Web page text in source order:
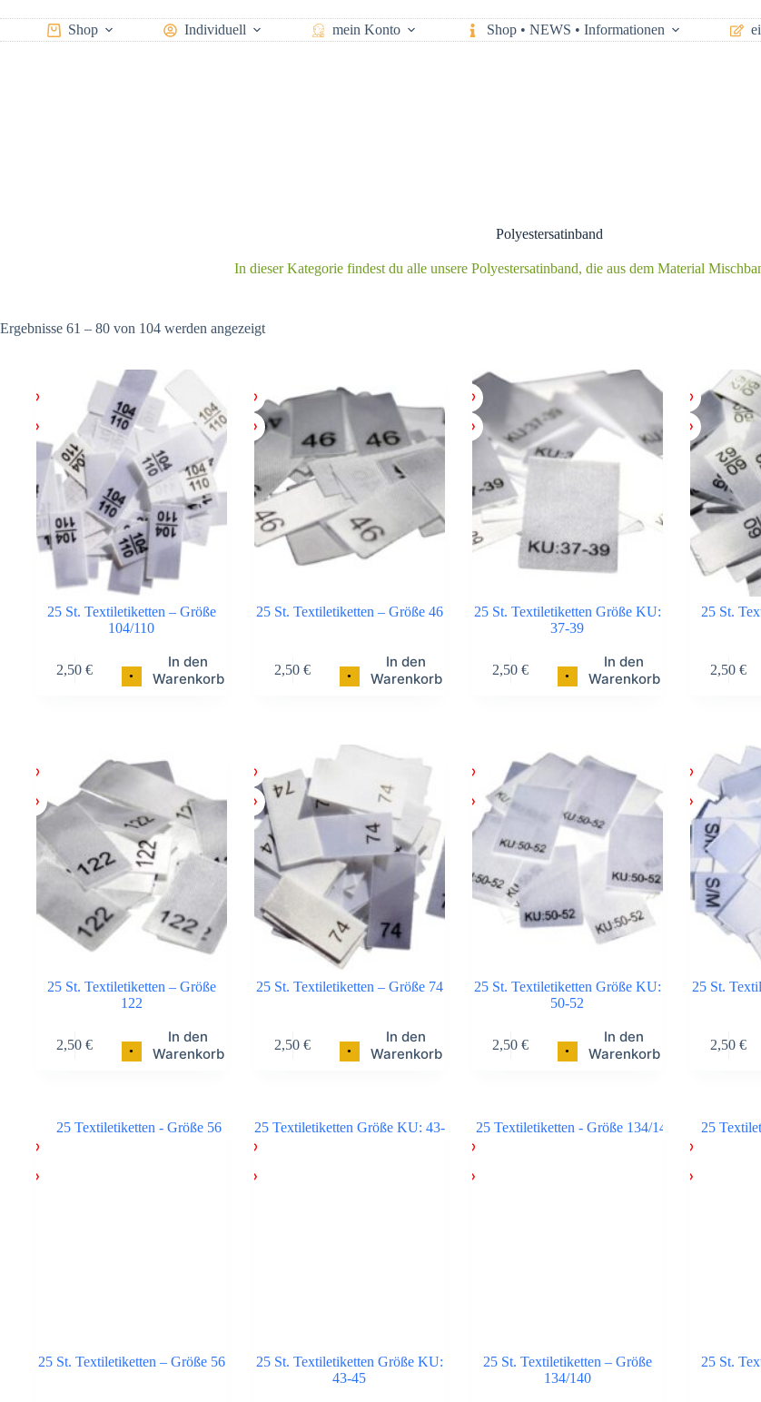
Inhalt
springen
Shop Individuell mein Konto Shop • NEWS • Informationen
Polyestersatinband
In dieser Kategorie findest du alle unsere Polyestersatinband, die aus dem Material
Ergebnisse 61 – 80 von 104 werden angezeigtNach
•
25 St. Textiletiketten – Größe
104/110
2,50€
In den
Warenkorb
•
25 St. Textiletiketten – Größe 46
2,50€
In den
Warenkorb
•
25 St. Textiletiketten Größe KU:
37-39
2,50€
In den
Warenkorb
25 St.
2,50€
•
25 St. Textiletiketten – Größe
122
2,50€
In den
Warenkorb
•
25 St. Textiletiketten – Größe 74
2,50€
In den
Warenkorb
•
25 St. Textiletiketten Größe KU:
50-52
2,50€
In den
Warenkorb
25 St.
2,50€
25 St. Textiletiketten – Größe 56
25 St. Textiletiketten Größe KU:
43-45
25 St. Textiletiketten – Größe
134/140
25 St.